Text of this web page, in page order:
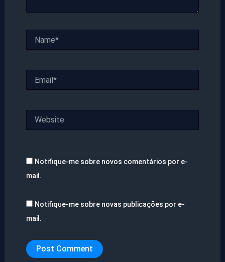
Notifique-me sobre novos comentários por e-
mail.
Notifique-me sobre novas publicações por e-
mail.